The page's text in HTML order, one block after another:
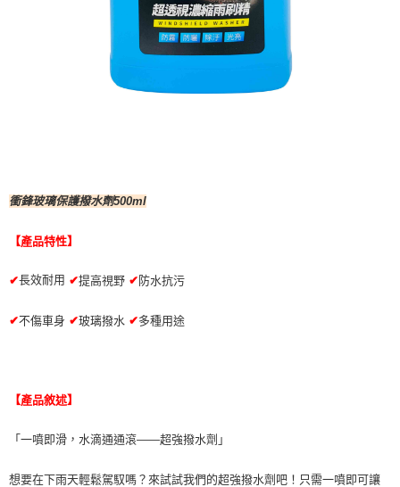
衝鋒玻璃保護撥水劑500ml
【產品特性】
✔長效耐用 ✔提高視野 ✔ 防水抗污
✔不傷車身 ✔玻璃撥水 ✔多種用途
【產品敘述】
「一噴即滑，水滴通通滾——超強撥水劑」
想要在下雨天輕鬆駕馭嗎？來試試我們的超強撥水劑吧！只需一噴即可讓